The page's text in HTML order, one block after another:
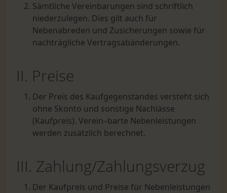
Sämtliche Vereinbarungen sind schriftlich
niederzu­legen. Dies gilt auch für
Nebenabreden und Zusiche­rungen sowie für
nachträgliche Vertrags­abänderungen.
II. Preise
Der Preis des Kaufgegenstandes versteht sich
ohne Skonto und sonstige Nachlässe
(Kaufpreis). Verein–barte Nebenleistungen
werden zusätzlich berechnet.
III. Zahlung/Zahlungsverzug
Der Kaufpreis und Preise für Nebenleistungen